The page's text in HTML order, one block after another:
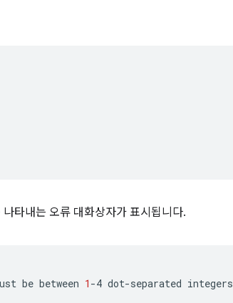
타내는 오류 대화상자가 표시됩니다.
be between 1 -4 dot-separated integers